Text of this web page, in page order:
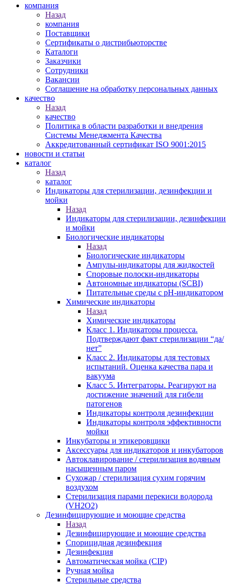
компания
Назад
компания
Поставщики
Сертификаты о дистрибьюторстве
Каталоги
Заказчики
Сотрудники
Вакансии
Соглашение на обработку персональных данных
качество
Назад
качество
Политика в области разработки и внедрения
Системы Менеджмента Качества
Аккредитованный сертификат ISO 9001:2015
новости и статьи
каталог
Назад
каталог
Индикаторы для стерилизации, дезинфекции и
мойки
Назад
Индикаторы для стерилизации, дезинфекции
и мойки
Биологические индикаторы
Назад
Биологические индикаторы
Ампулы-индикаторы для жидкостей
Споровые полоски-индикаторы
Автономные индикаторы (SCBI)
Питательные среды с рН-индикатором
Химические индикаторы
Назад
Химические индикаторы
Класс 1. Индикаторы процесса.
Подтверждают факт стерилизации “да/
нет”
Класс 2. Индикаторы для тестовых
испытаний. Оценка качества пара и
вакуума
Класс 5. Интеграторы. Реагируют на
достижение значений для гибели
патогенов
Индикаторы контроля дезинфекции
Индикаторы контроля эффективности
мойки
Инкубаторы и этикеровщики
Аксессуары для индикаторов и инкубаторов
Автоклавирование / стерилизация водяным
насыщенным паром
Сухожар / стерилизация сухим горячим
воздухом
Стерилизация парами перекиси водорода
(VH2O2)
Дезинфицирующие и моющие средства
Назад
Дезинфицирующие и моющие средства
Спорицидная дезинфекция
Дезинфекция
Автоматическая мойка (CIP)
Ручная мойка
Стерильные средства